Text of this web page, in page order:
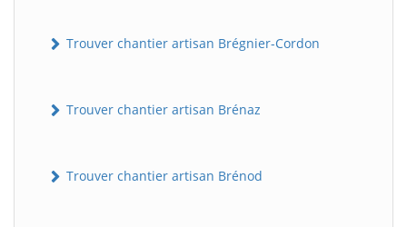
Trouver chantier artisan Brégnier-Cordon
Trouver chantier artisan Brénaz
Trouver chantier artisan Brénod